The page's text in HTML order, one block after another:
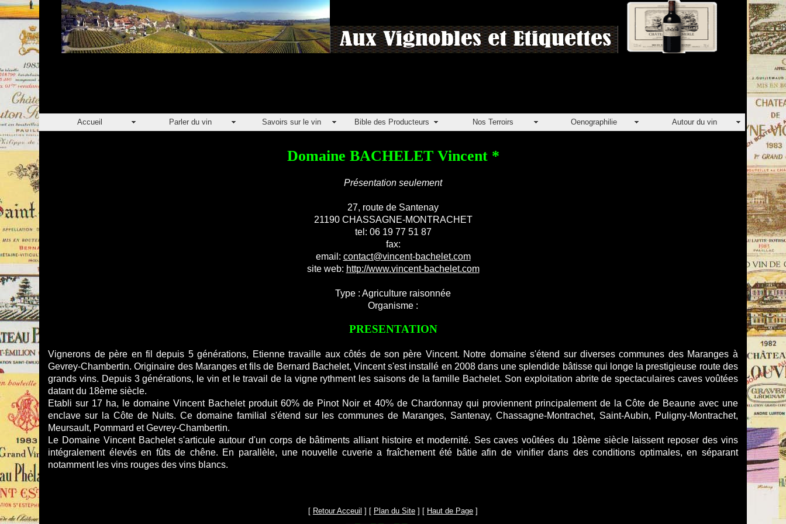
Accueil Parler du vin Savoirs sur le vin Bible des Producteurs Nos Terroirs Oenographilie Autour du vin
Domaine BACHELET Vincent *
Présentation seulement
27, route de Santenay
21190 CHASSAGNE-MONTRACHET
tel: 06 19 77 51 87
fax:
email: contact@vincent-bachelet.com
site web: http://www.vincent-bachelet.com
Type : Agriculture raisonnée
Organisme :
PRESENTATION
Vignerons de père en fil depuis 5 générations, Etienne travaille aux côtés de son père Vincent. Notre domaine s'étend sur diverses communes des Maranges à
Gevrey-Chambertin. Originaire des Maranges et fils de Bernard Bachelet, Vincent s'est installé en 2008 dans une splendide bâtisse qui longe la prestigieuse route des
grands vins. Depuis 3 générations, le vin et le travail de la vigne rythment les saisons de la famille Bachelet. Son exploitation abrite de spectaculaires caves voûtées
datant du 18ème siècle.
Etabli sur 17 ha, le domaine Vincent Bachelet produit 60% de Pinot Noir et 40% de Chardonnay qui proviennent principalement de la Côte de Beaune avec une
enclave sur la Côte de Nuits. Ce domaine familial s'étend sur les communes de Maranges, Santenay, Chassagne-Montrachet, Saint-Aubin, Puligny-Montrachet,
Meursault, Pommard et Gevrey-Chambertin.
Le Domaine Vincent Bachelet s'articule autour d'un corps de bâtiments alliant histoire et modernité. Ses caves voûtées du 18ème siècle laissent reposer des vins
intégralement élevés en fûts de chêne. En parallèle, une nouvelle cuverie a fraîchement été bâtie afin de vinifier dans des conditions optimales, en séparant
notamment les vins rouges des vins blancs.
[ Retour Acceuil ] [ Plan du Site ] [ Haut de Page ]